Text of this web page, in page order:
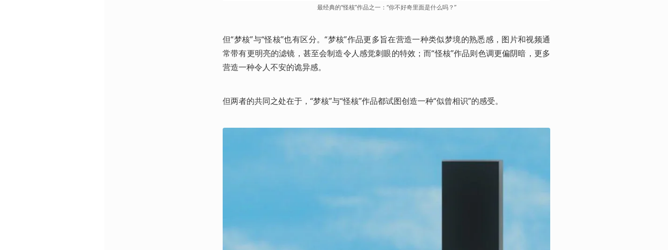
最经典的“怪核”作品之一：“你不好奇里面是什么吗？”
但“梦核”与“怪核”也有区分。“梦核”作品更多旨在营造一种类似梦境的熟悉感，图片和视频通
常带有更明亮的滤镜，甚至会制造令人感觉刺眼的特效；而“怪核”作品则色调更偏阴暗，更多
营造一种令人不安的诡异感。
但两者的共同之处在于，“梦核”与“怪核”作品都试图创造一种“似曾相识”的感受。